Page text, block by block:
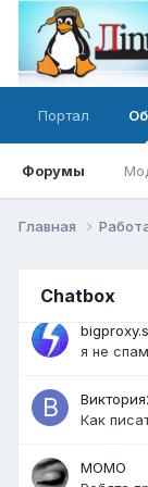
Портал
Форумы
Главная
Chatbox
как
Firebird
я не
Как
MOMO